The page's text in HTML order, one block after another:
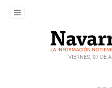
VIERNES, 07 DE